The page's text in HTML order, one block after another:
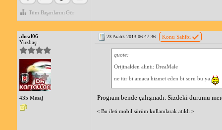
Tüm Başarılarını Gör
ahcal06
Yüzbaşı
435 Mesaj
23 Aralık 2013 06:47:36 Konu Sahibi
quote:
Orijinalden alıntı: DreaMale
ne tür bi amaca hizmet eden bi soru bu ya
Program bende çalışmadı. Sizdeki durumu
< Bu ileti mobil sürüm kullanılarak atıldı >